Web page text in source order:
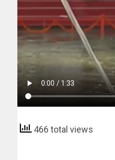
466 total views